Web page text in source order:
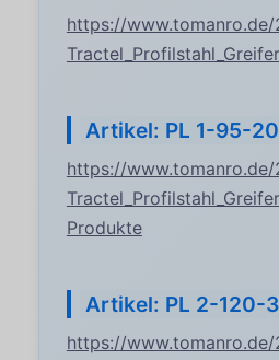
https://
Artikel: PL 1-95-
https://www.tomanro.de/
Produkte
Artikel: PL 2-120-
https://www.tomanro.de/